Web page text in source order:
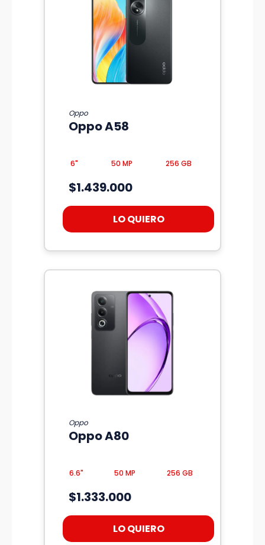
Oppo
Oppo A58
6" 50 MP 256 GB
$1.439.000
LO QUIERO
Oppo
Oppo A80
6.6" 50 MP 256 GB
$1.333.000
LO QUIERO